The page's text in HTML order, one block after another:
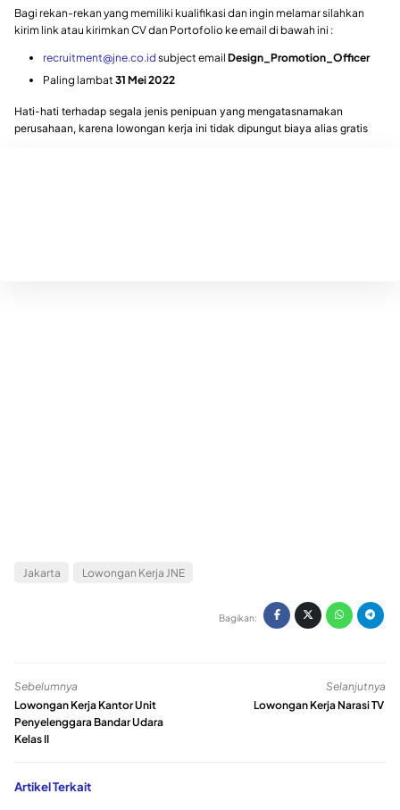
Bagi rekan-rekan yang memiliki kualifikasi dan ingin melamar silahkan
kirim link atau kirimkan CV dan Portofolio ke email di bawah ini :
recruitment@jne.co.id subject email Design_Promotion_Officer
Paling lambat 31 Mei 2022
Hati-hati terhadap segala jenis penipuan yang mengatasnamakan
perusahaan, karena lowongan kerja ini tidak dipungut biaya alias gratis
Jakarta Lowongan Kerja JNE
Bagikan:
Sebelumnya
Lowongan Kerja Kantor Unit
Penyelenggara Bandar Udara
Kelas II
Selanjutnya
Lowongan Kerja Narasi TV
Artikel Terkait